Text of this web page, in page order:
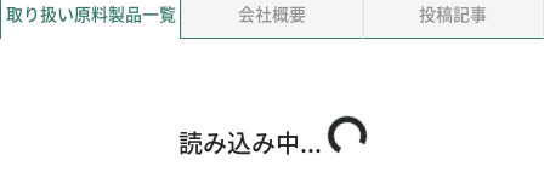
ご利用ガイド
取り扱い原料製品一覧 会社概要 投稿記事
読み込み中...